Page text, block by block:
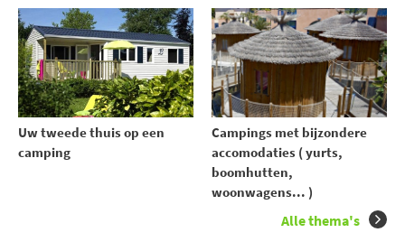
Uw tweede thuis op een
camping
Campings met bijzondere
accomodaties ( yurts,
boomhutten,
woonwagens... )
Alle thema's